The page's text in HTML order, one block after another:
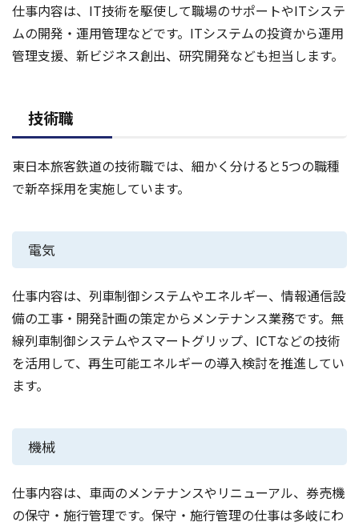
仕事内容は、IT技術を駆使して職場のサポートやITシステ
ムの開発・運用管理などです。ITシステムの投資から運用
管理支援、新ビジネス創出、研究開発なども担当します。
技術職
東日本旅客鉄道の技術職では、細かく分けると5つの職種
で新卒採用を実施しています。
電気
仕事内容は、列車制御システムやエネルギー、情報通信設
備の工事・開発計画の策定からメンテナンス業務です。無
線列車制御システムやスマートグリップ、ICTなどの技術
を活用して、再生可能エネルギーの導入検討を推進してい
ます。
機械
仕事内容は、車両のメンテナンスやリニューアル、券売機
の保守・施行管理です。保守・施行管理の仕事は多岐にわ